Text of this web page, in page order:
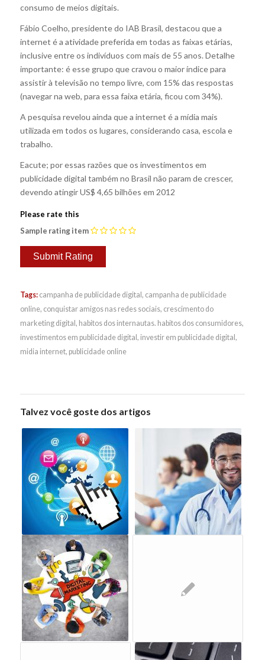
consumo de meios digitais.
Fábio Coelho, presidente do IAB Brasil, destacou que a
internet é a atividade preferida em todas as faixas etárias,
inclusive entre os indivíduos com mais de 55 anos. Detalhe
importante: é esse grupo que cravou o maior índice para
assistir à televisão no tempo livre, com 15% das respostas
(navegar na web, para essa faixa etária, ficou com 34%).
A pesquisa revelou ainda que a internet é a mídia mais
utilizada em todos os lugares, considerando casa, escola e
trabalho.
Eacute; por essas razões que os investimentos em
publicidade digital também no Brasil não param de crescer,
devendo atingir US$ 4,65 bilhões em 2012
Please rate this
Sample rating item
Tags: campanha de publicidade digital , campanha de publicidade
online, conquistar amigos nas redes sociais, crescimento do
marketing digital , habitos dos internautas. habitos dos consumidores,
investimentos em publicidade digital , investir em publicidade digital ,
midia internet, publicidade online
Talvez você goste dos artigos